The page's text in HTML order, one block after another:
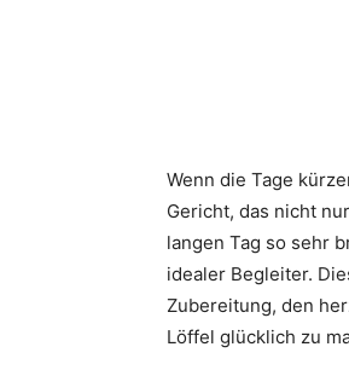
Wenn die Tage
Gericht, das nicht
langen Tag so sehr
idealer Begleiter.
Zubereitung, den
Löffel glücklich zu